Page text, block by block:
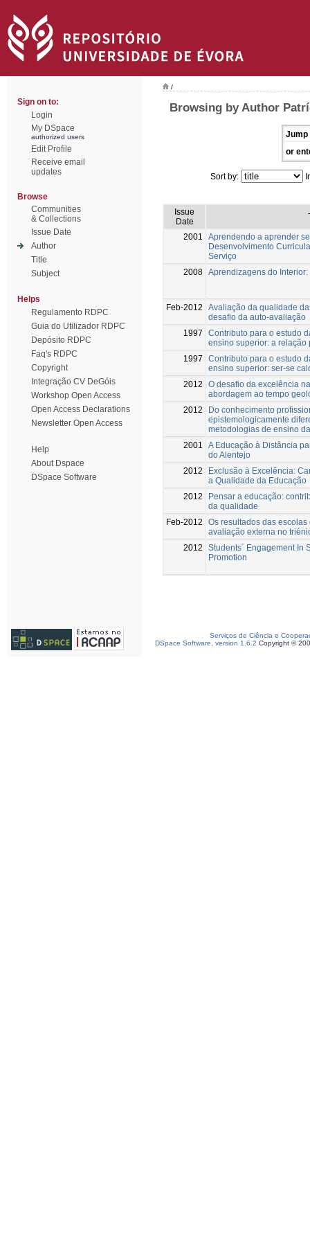
Sign on to:
Login
My DSpace
authorized users
Edit Profile
Receive email
updates
Browse
Communities
& Collections
Issue Date
Author
Title
Subject
Helps
Regulamento RDPC
Guia do Utilizador RDPC
Depósito RDPC
Faq's RDPC
Copyright
Integração CV DeGóis
Workshop Open Access
Open Access Declarations
Newsletter Open Access
Help
About Dspace
DSpace Software
/
Browsing by Author
Jump
or
Sort by:
Issue
Date
2001
Aprendendo a aprender
Desenvolvimento
Serviço
2008 Aprendizagens do
Feb-2012
Avaliação da qualidade
desafio da auto-avaliação
1997
Contributo para o estudo
ensino superior: a relação
1997
Contributo para o estudo
ensino superior: ser-se
2012
O desafio da excelência
abordagem ao tempo
2012
Do conhecimento
epistemologicamente
metodologias de ensino
2001
A Educação à Distância
do Alentejo
2012
Exclusão à Excelência:
a Qualidade da Educação
2012
Pensar a educação:
da qualidade
Feb-2012
Os resultados das
avaliação externa no
2012
Students´ Engagement In
Promotion
Serviços de Ciência e
DSpace Software, version 1.6.2 Copyright ©